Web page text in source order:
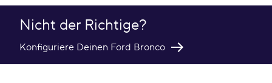
Nicht der Richtige?
Konfiguriere Deinen Ford Bronco